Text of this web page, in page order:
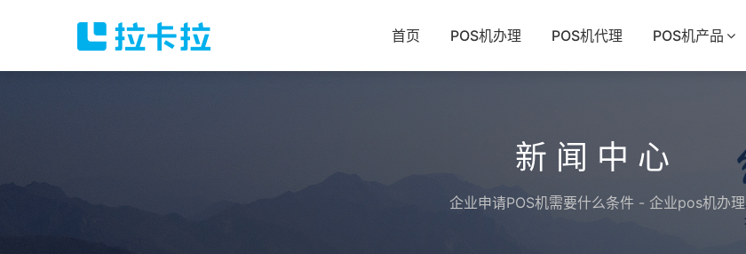
首页 POS机办理 POS机代理 POS机产品
新闻中心
企业申请POS机需要什么条件 - 企业pos机办理